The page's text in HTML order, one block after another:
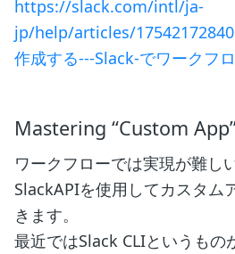
https://slack.com/intl/ja-
jp/help/articles/
作成する---Slack-でワークフ
Mastering “Custom
ワークフローでは実現が難し
SlackAPIを使用してカスタム
きます。
最近ではSlack CLIというもの